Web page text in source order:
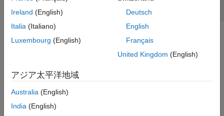
Ireland (English)
Italia (Italiano)
Luxembourg (English)
Deutsch
English
Français
United Kingdom (English)
アジア太平洋地域
Australia (English)
India (English)